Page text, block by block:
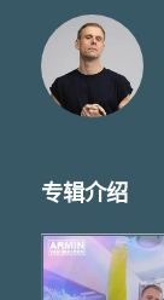
专辑介绍